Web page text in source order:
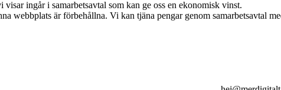
ingår i samarbetsavtal som kan ge oss en ekonomisk vinst.
webbplats är förbehållna. Vi kan tjäna pengar genom samarbetsavtal